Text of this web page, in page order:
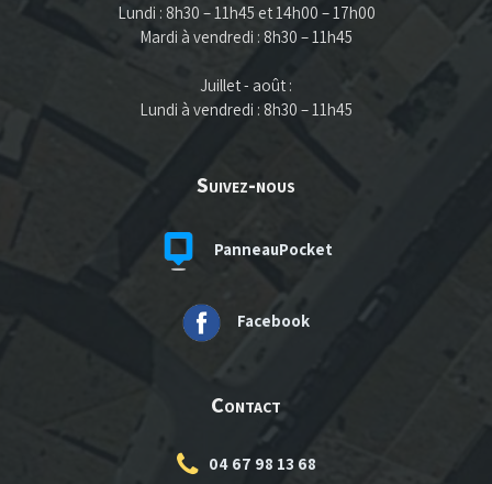
Lundi : 8h30 – 11h45 et 14h00 – 17h00
Mardi à vendredi : 8h30 – 11h45
Juillet - août :
Lundi à vendredi : 8h30 – 11h45
Suivez-nous
PanneauPocket
Facebook
Contact
04 67 98 13 68